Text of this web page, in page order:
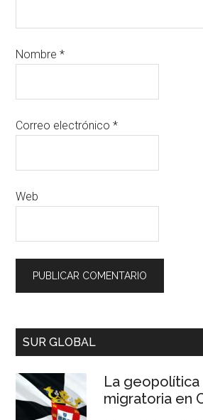
Nombre*
Correo electrónico*
Web
SUR GLOBAL
La geopolítica
migratoria en